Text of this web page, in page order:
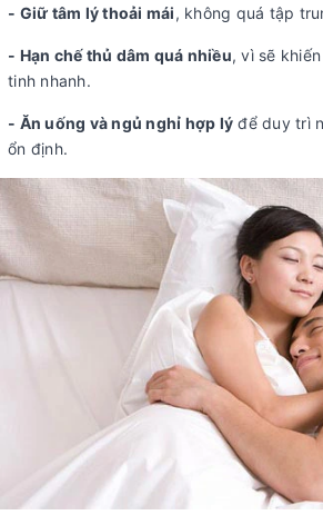
- Giữ tâm lý thoải mái, không quá tập
- Hạn chế thủ dâm quá nhiều, vì sẽ
tinh nhanh.
- Ăn uống và ngủ nghỉ hợp lý để duy trì
ổn định.